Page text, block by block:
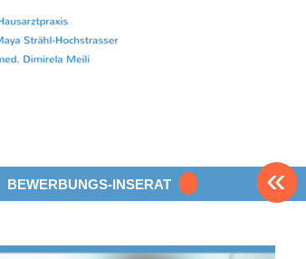
BEWERBUNGS-INSERAT «